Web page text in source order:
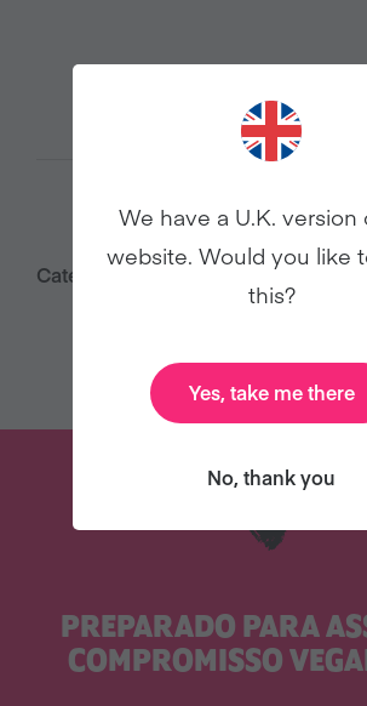
Category:
PREPARADO PARA
COMPROMISSO
We have a U.K. version
website. Would you like
this?
Yes, take me there
No, thank you